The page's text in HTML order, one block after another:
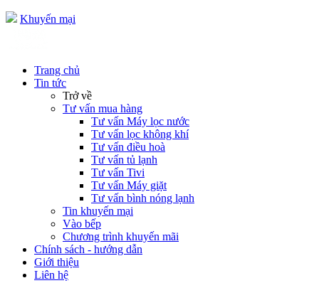
Khuyến mại
Trang chủ
Tin tức
Trở về
Tư vấn mua hàng
Tư vấn Máy lọc nước
Tư vấn lọc không khí
Tư vấn điều hoà
Tư vấn tủ lạnh
Tư vấn Tivi
Tư vấn Máy giặt
Tư vấn bình nóng lạnh
Tin khuyến mại
Vào bếp
Chương trình khuyến mãi
Chính sách - hướng dẫn
Giới thiệu
Liên hệ